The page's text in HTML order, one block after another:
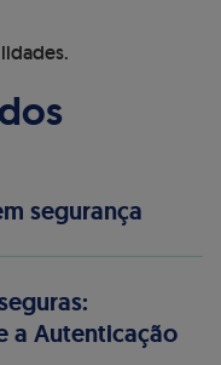
segurança
a Autenticação